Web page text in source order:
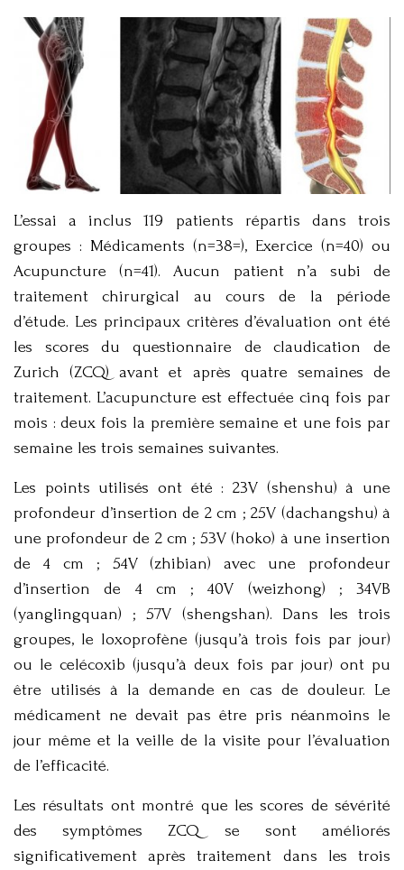
L’essai a inclus 119 patients répartis dans trois
groupes : Médicaments (n=38=), Exercice (n=40) ou
Acupuncture (n=41). Aucun patient n’a subi de
traitement chirurgical au cours de la période
d’étude. Les principaux critères d’évaluation ont été
les scores du questionnaire de claudication de
Zurich (ZCQ) avant et après quatre semaines de
traitement. L’acupuncture est effectuée cinq fois par
mois : deux fois la première semaine et une fois par
semaine les trois semaines suivantes.
Les points utilisés ont été : 23V (shenshu) à une
profondeur d’insertion de 2 cm ; 25V (dachangshu) à
une profondeur de 2 cm ; 53V (hoko) à une insertion
de 4 cm ; 54V (zhibian) avec une profondeur
d’insertion de 4 cm ; 40V (weizhong) ; 34VB
(yanglingquan) ; 57V (shengshan). Dans les trois
groupes, le loxoprofène (jusqu’à trois fois par jour)
ou le celécoxib (jusqu’à deux fois par jour) ont pu
être utilisés à la demande en cas de douleur. Le
médicament ne devait pas être pris néanmoins le
jour même et la veille de la visite pour l’évaluation
de l’efficacité.
Les résultats ont montré que les scores de sévérité
des symptômes ZCQ se sont améliorés
significativement après traitement dans les trois